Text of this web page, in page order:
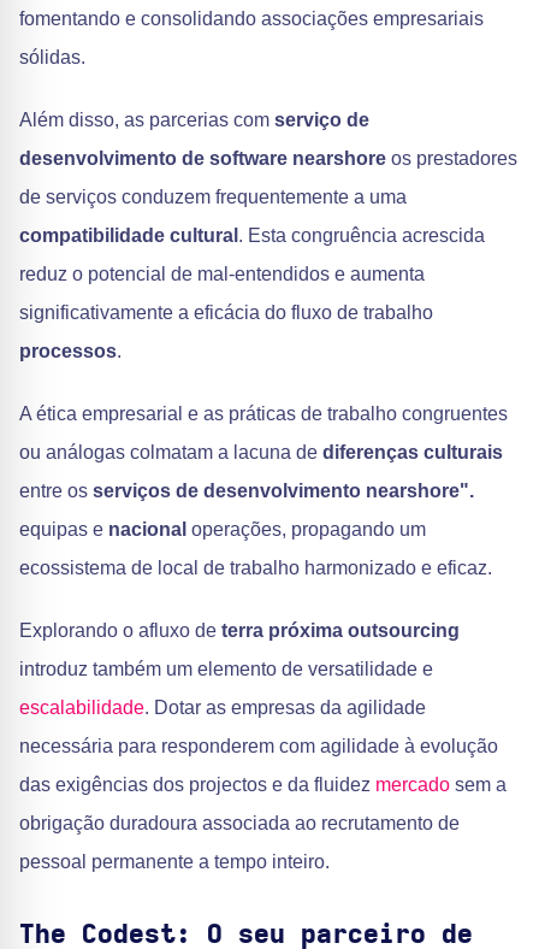
fomentando e consolidando associações empresariais
sólidas.
Além disso, as parcerias com serviço de
desenvolvimento de software nearshore os prestadores
de serviços conduzem frequentemente a uma
compatibilidade cultural . Esta congruência acrescida
reduz o potencial de mal-entendidos e aumenta
significativamente a eficácia do fluxo de trabalho
processos.
A ética empresarial e as práticas de trabalho congruentes
ou análogas colmatam a lacuna de diferenças culturais
entre os serviços de desenvolvimento nearshore".
equipas e nacional operações, propagando um
ecossistema de local de trabalho harmonizado e eficaz.
Explorando o afluxo de terra próxima outsourcing
introduz também um elemento de versatilidade e
escalabilidade. Dotar as empresas da agilidade
necessária para responderem com agilidade à evolução
das exigências dos projectos e da fluidez mercado sem a
obrigação duradoura associada ao recrutamento de
pessoal permanente a tempo inteiro.
The Codest: O seu parceiro de